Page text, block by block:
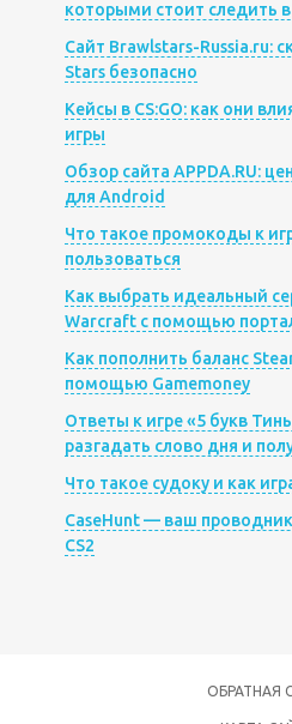
которыми стоит следить в
Сайт Brawlstars-Russia.ru:
Stars безопасно
Кейсы в CS:GO: как они
игры
Обзор сайта APPDA.RU:
для Android
Что такое промокоды к
пользоваться
Как выбрать идеальный
Warcraft с помощью
Как пополнить баланс
помощью Gamemoney
Ответы к игре «5 букв
разгадать слово дня и
Что такое судоку и как
CaseHunt — ваш
CS2
ОБРАТНАЯ